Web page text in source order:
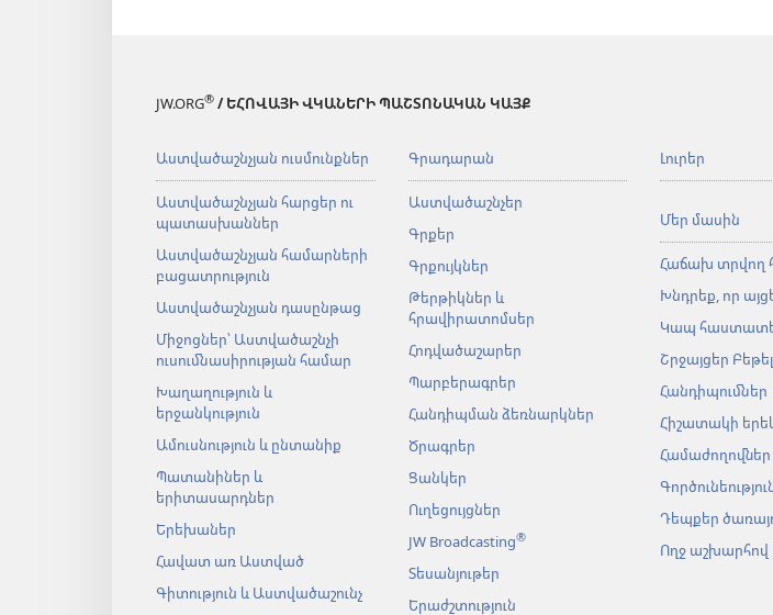
JW.ORG® / ԵՀՈՎԱՅԻ ՎԿԱՆԵՐԻ ՊԱՇՏՈՆԱԿԱՆ ԿԱՅՔ
Աստվածաշնչյան ուսմունքներ
Աստվածաշնչյան հարցեր ու
պատասխաններ
Աստվածաշնչյան համարների
բացատրություն
Աստվածաշնչյան դասընթաց
Միջոցներ՝ Աստվածաշնչի
ուսումնասիրության համար
Խաղաղություն և
երջանկություն
Ամուսնություն և ընտանիք
Պատանիներ և
երիտասարդներ
Երեխաներ
Հավատ առ Աստված
Գիտություն և Աստվածաշունչ
Գրադարան
Աստվածաշնչեր
Գրքեր
Գրքույկներ
Թերթիկներ և
հրավիրատոմսեր
Հոդվածաշարեր
Պարբերագրեր
Հանդիպման ձեռնարկներ
Ծրագրեր
Ցանկեր
Ուղեցույցներ
JW Broadcasting®
Տեսանյութեր
Երաժշտություն
Լուրեր
Մեր մասին
Հաճախ տրվող
Խնդրեք, որ
Կապ
Շրջայցեր
Հանդիպումներ
Հիշատակի
Համաժողովներ
Դեպքեր
Ողջ աշխարհով